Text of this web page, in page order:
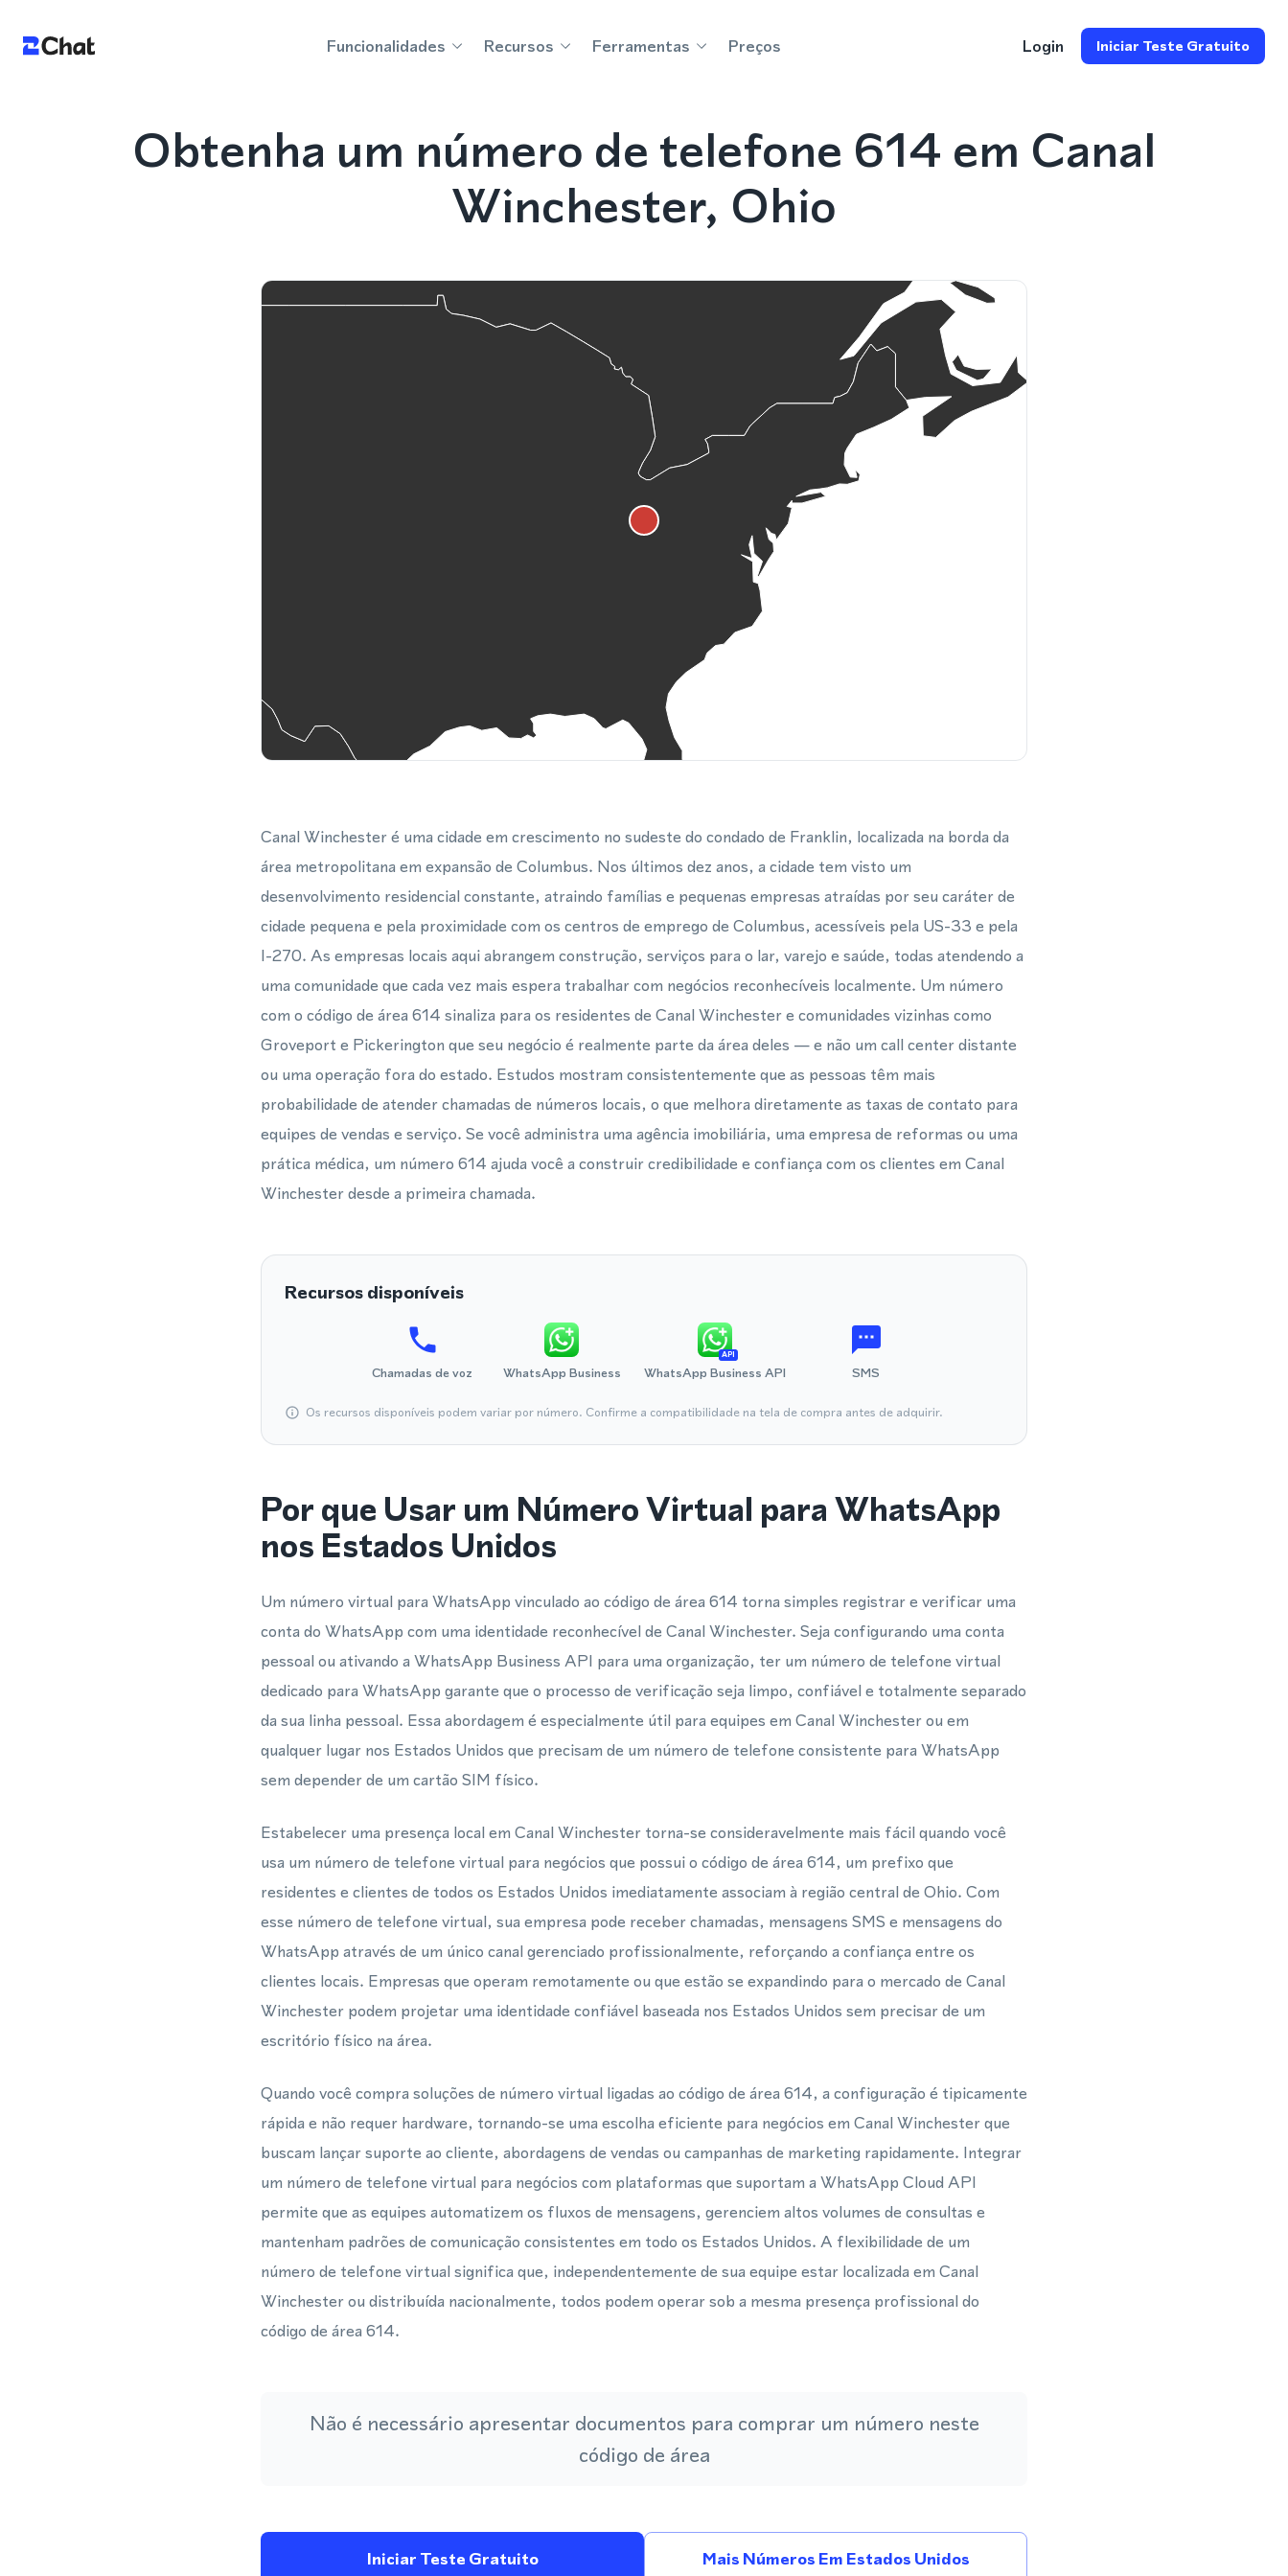
Funcionalidades Recursos Ferramentas Preços Login Iniciar Teste Gratuito
Obtenha um número de telefone 614 em Canal
Winchester, Ohio
Canal Winchester é uma cidade em crescimento no sudeste do condado de Franklin, localizada na borda da
área metropolitana em expansão de Columbus. Nos últimos dez anos, a cidade tem visto um
desenvolvimento residencial constante, atraindo famílias e pequenas empresas atraídas por seu caráter de
cidade pequena e pela proximidade com os centros de emprego de Columbus, acessíveis pela US-33 e pela
I-270. As empresas locais aqui abrangem construção, serviços para o lar, varejo e saúde, todas atendendo a
uma comunidade que cada vez mais espera trabalhar com negócios reconhecíveis localmente. Um número
com o código de área 614 sinaliza para os residentes de Canal Winchester e comunidades vizinhas como
Groveport e Pickerington que seu negócio é realmente parte da área deles — e não um call center distante
ou uma operação fora do estado. Estudos mostram consistentemente que as pessoas têm mais
probabilidade de atender chamadas de números locais, o que melhora diretamente as taxas de contato para
equipes de vendas e serviço. Se você administra uma agência imobiliária, uma empresa de reformas ou uma
prática médica, um número 614 ajuda você a construir credibilidade e confiança com os clientes em Canal
Winchester desde a primeira chamada.
Recursos disponíveis
Chamadas de voz WhatsApp Business
API
WhatsApp Business API SMS
Os recursos disponíveis podem variar por número. Confirme a compatibilidade na tela de compra antes de adquirir.
Por que Usar um Número Virtual para WhatsApp
nos Estados Unidos
Um número virtual para WhatsApp vinculado ao código de área 614 torna simples registrar e verificar uma
conta do WhatsApp com uma identidade reconhecível de Canal Winchester. Seja configurando uma conta
pessoal ou ativando a WhatsApp Business API para uma organização, ter um número de telefone virtual
dedicado para WhatsApp garante que o processo de verificação seja limpo, confiável e totalmente separado
da sua linha pessoal. Essa abordagem é especialmente útil para equipes em Canal Winchester ou em
qualquer lugar nos Estados Unidos que precisam de um número de telefone consistente para WhatsApp
sem depender de um cartão SIM físico.
Estabelecer uma presença local em Canal Winchester torna-se consideravelmente mais fácil quando você
usa um número de telefone virtual para negócios que possui o código de área 614, um prefixo que
residentes e clientes de todos os Estados Unidos imediatamente associam à região central de Ohio. Com
esse número de telefone virtual, sua empresa pode receber chamadas, mensagens SMS e mensagens do
WhatsApp através de um único canal gerenciado profissionalmente, reforçando a confiança entre os
clientes locais. Empresas que operam remotamente ou que estão se expandindo para o mercado de Canal
Winchester podem projetar uma identidade confiável baseada nos Estados Unidos sem precisar de um
escritório físico na área.
Quando você compra soluções de número virtual ligadas ao código de área 614, a configuração é tipicamente
rápida e não requer hardware, tornando-se uma escolha eficiente para negócios em Canal Winchester que
buscam lançar suporte ao cliente, abordagens de vendas ou campanhas de marketing rapidamente. Integrar
um número de telefone virtual para negócios com plataformas que suportam a WhatsApp Cloud API
permite que as equipes automatizem os fluxos de mensagens, gerenciem altos volumes de consultas e
mantenham padrões de comunicação consistentes em todo os Estados Unidos. A flexibilidade de um
número de telefone virtual significa que, independentemente de sua equipe estar localizada em Canal
Winchester ou distribuída nacionalmente, todos podem operar sob a mesma presença profissional do
código de área 614.
Não é necessário apresentar documentos para comprar um número neste
código de área
Iniciar Teste Gratuito Mais Números Em Estados Unidos